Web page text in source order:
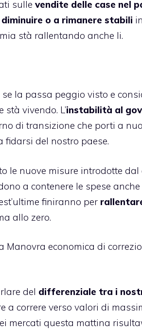
sulle vendite delle case nel
o a rimanere stabili
stà rallentando anche li.
se la passa peggio visto e
stà vivendo. L’instabilità al
di transizione che porti a
fidarsi del nostro paese.
le nuove misure introdotte dal
a contenere le spese
finiranno per
allo zero.
Manovra economica di
del differenziale tra i
a correre verso valori di
mercati questa mattina